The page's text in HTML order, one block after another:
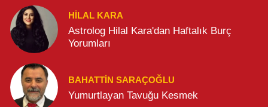
HILAL KARA
Astrolog Hilal Kara'dan Haftalık Burç
Yorumları
BAHATTIN SARAÇOĞLU
Yumurtlayan Tavuğu Kesmek